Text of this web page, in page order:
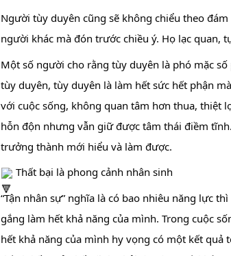
Người tùy duyên cũng sẽ không chiểu theo
người khác mà đón trước chiều ý. Họ lạc quan,
Một số người cho rằng tùy duyên là phó mặc
tùy duyên, tùy duyên là làm hết sức hết phận
với cuộc sống, không quan tâm hơn thua, thiệt
hỗn độn nhưng vẫn giữ được tâm thái điềm
trưởng thành mới hiểu và làm được.
Thất bại là phong cảnh nhân sinh
“Tận nhân sự” nghĩa là có bao nhiêu năng lực
gắng làm hết khả năng của mình. Trong cuộc
hết khả năng của mình hy vọng có một kết